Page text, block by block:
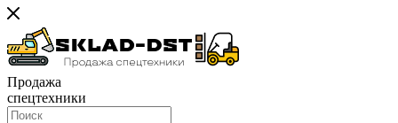
Продажа
спецтехники